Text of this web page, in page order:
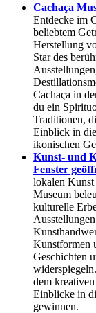
Cachaça
Entdecke im
beliebtem
Herstellung
Star des
Cachaça in
du ein
Traditionen,
Einblick in
ikonischen
Kunst- und
Fenster
lokalen
Museum
kulturelle
Kunstformen
Geschichten
dem
Einblicke in
gewinnen.